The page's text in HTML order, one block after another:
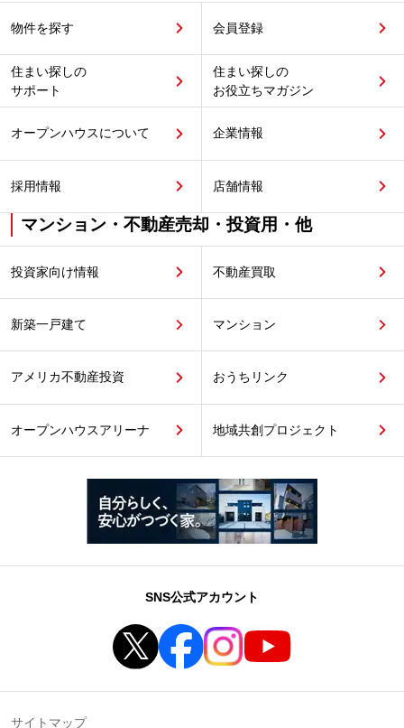
物件を探す 会員登録
住まい探しの
サポート
住まい探しの
お役立ちマガジン
オープンハウスについて 企業情報
採用情報 店舗情報
マンション・不動産売却・投資用・他
投資家向け情報 不動産買取
新築一戸建て マンション
アメリカ不動産投資 おうちリンク
オープンハウスアリーナ 地域共創プロジェクト
SNS公式アカウント
サイトマップ